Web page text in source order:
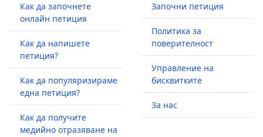
Как да започнете
онлайн петиция
Как да напишете
петиция?
Как да популяризираме
една петиция?
Как да получите
медийно отразяване на
Започни петиция
Политика за
поверителност
Управление на
бисквитките
За нас